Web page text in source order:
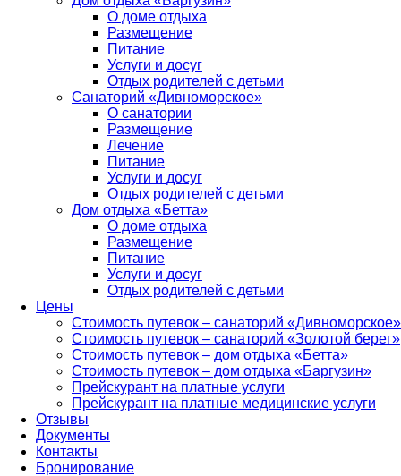
О доме отдыха
Размещение
Питание
Услуги и досуг
Отдых родителей с детьми
Санаторий «Дивноморское»
О санатории
Размещение
Лечение
Питание
Услуги и досуг
Отдых родителей с детьми
Дом отдыха «Бетта»
О доме отдыха
Размещение
Питание
Услуги и досуг
Отдых родителей с детьми
Цены
Стоимость путевок – санаторий «Дивноморское»
Стоимость путевок – санаторий «Золотой берег»
Стоимость путевок – дом отдыха «Бетта»
Стоимость путевок – дом отдыха «Баргузин»
Прейскурант на платные услуги
Прейскурант на платные медицинские услуги
Отзывы
Документы
Контакты
Бронирование